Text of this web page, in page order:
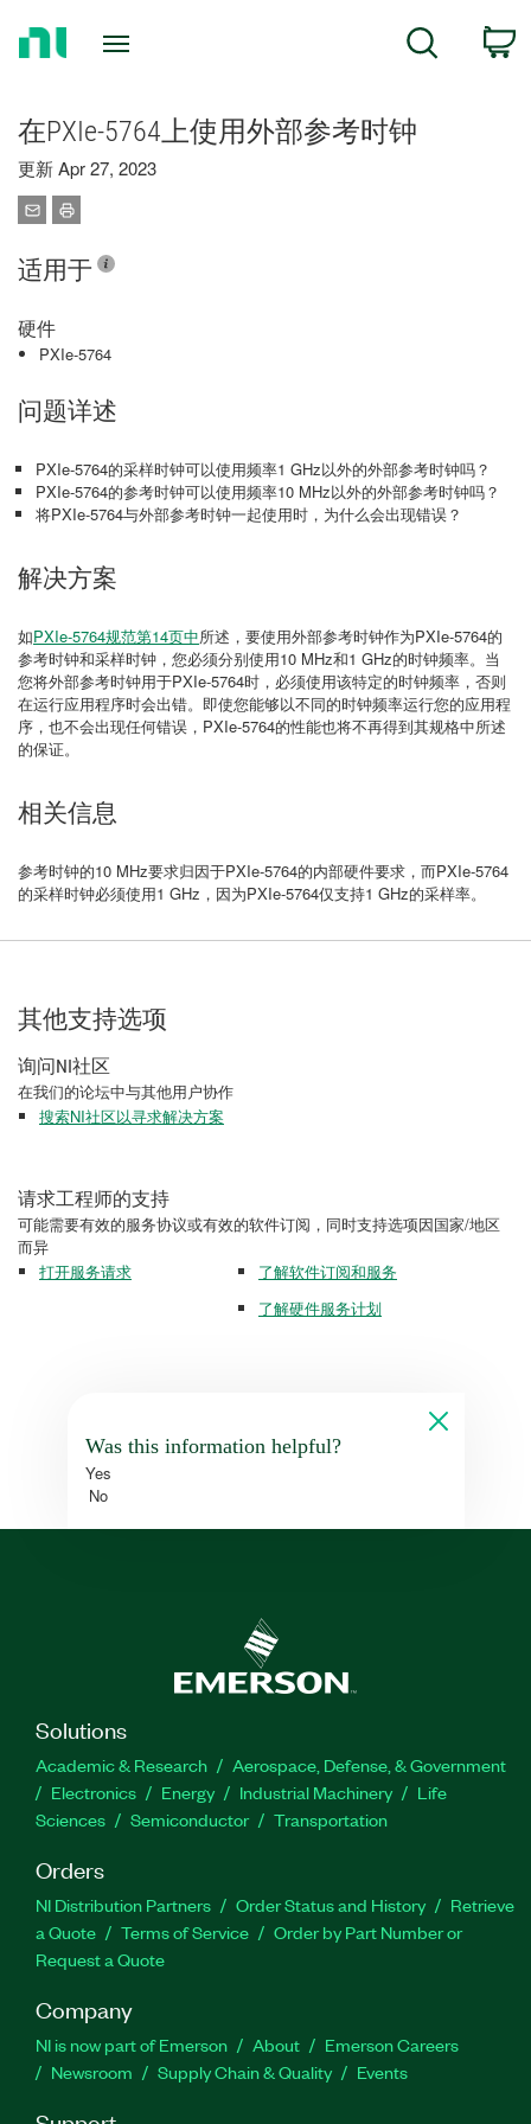
Search
在PXIe-5764上使用外部参考时钟
更新 Apr 27, 2023
适用于
硬件
PXIe-5764
问题详述
PXIe-5764的采样时钟可以使用频率1 GHz以外的外部参考时钟吗？
PXIe-5764的参考时钟可以使用频率10 MHz以外的外部参考时钟吗？
将PXIe-5764与外部参考时钟一起使用时，为什么会出现错误？
解决方案
如PXIe-5764规范第14页中所述，要使用外部参考时钟作为PXIe-5764的
参考时钟和采样时钟，您必须分别使用10 MHz和1 GHz的时钟频率。当
您将外部参考时钟用于PXIe-5764时，必须使用该特定的时钟频率，否则
在运行应用程序时会出错。即使您能够以不同的时钟频率运行您的应用程
序，也不会出现任何错误，PXIe-5764的性能也将不再得到其规格中所述
的保证。
相关信息
参考时钟的10 MHz要求归因于PXIe-5764的内部硬件要求，而PXIe-5764
的采样时钟必须使用1 GHz，因为PXIe-5764仅支持1 GHz的采样率。
其他支持选项
询问NI社区
在我们的论坛中与其他用户协作
搜索NI社区以寻求解决方案
请求工程师的支持
可能需要有效的服务协议或有效的软件订阅，同时支持选项因国家/地区
而异
打开服务请求
了解软件订阅和服务
了解硬件服务计划
Was this information helpful?
Yes
No
Solutions
Academic & Research
Aerospace, Defense, & Government
Electronics
Energy Industrial Machinery
Life
Sciences
Semiconductor Transportation
Orders
NI Distribution Partners Order Status and History
Retrieve
a Quote
Terms of Service
Order by Part Number or
Request a Quote
Company
NI is now part of Emerson About
Emerson Careers
Newsroom
Supply Chain & Quality Events